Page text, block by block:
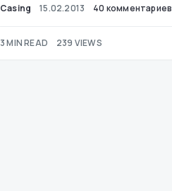
Casing 15.02.2013 40 комментариев
3 MIN READ 239 VIEWS